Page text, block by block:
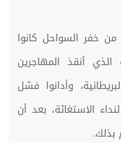
خفر السواحل كانوا
أنقذ المهاجرين
وأدانوا فشل
الاستغاثة، بعد أن
بذلك.